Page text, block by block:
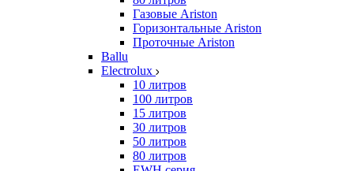
Газовые Ariston
Горизонтальные Ariston
Проточные Ariston
Ballu
Electrolux
10 литров
100 литров
15 литров
30 литров
50 литров
80 литров